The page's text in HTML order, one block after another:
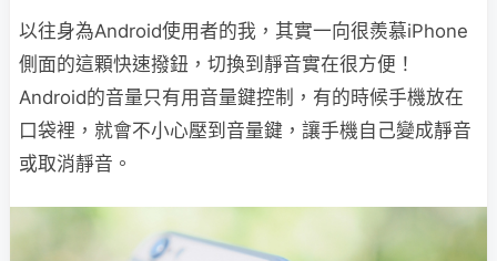
以往身為Android使用者的我，其實一向很羨慕iPhone
側面的這顆快速撥鈕，切換到靜音實在很方便！
Android的音量只有用音量鍵控制，有的時候手機放在
口袋裡，就會不小心壓到音量鍵，讓手機自己變成靜音
或取消靜音。